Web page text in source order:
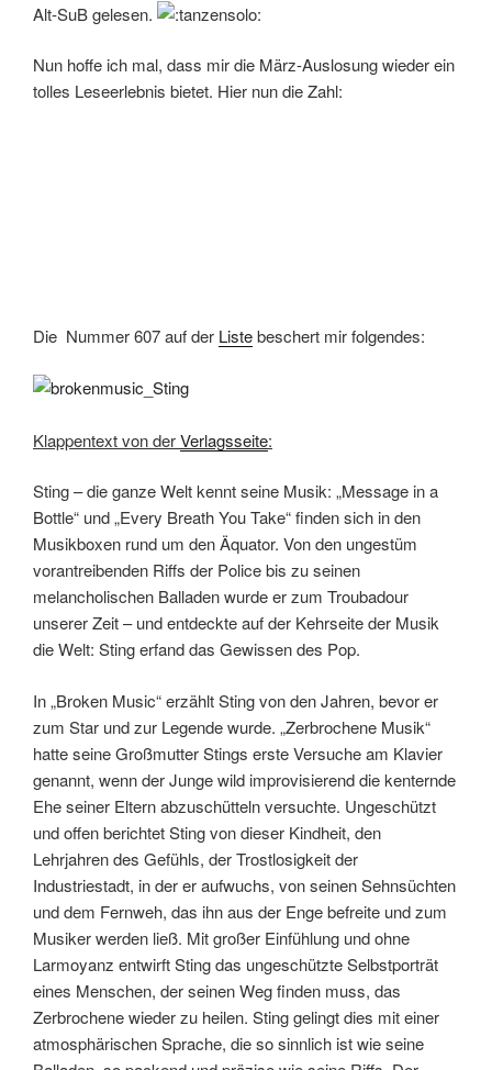
Alt-SuB gelesen.
Nun hoffe ich mal, dass mir die März-Auslosung wieder ein
tolles Leseerlebnis bietet. Hier nun die Zahl:
Sting – die ganze Welt kennt seine Musik: „Message in a
Bottle“ und „Every Breath You Take“ finden sich in den
Musikboxen rund um den Äquator. Von den ungestüm
melancholischen Balladen wurde er zum Troubadour
unserer Zeit – und entdeckte auf der Kehrseite der Musik
die Welt: Sting erfand das Gewissen des Pop.
In „Broken Music“ erzählt Sting von den Jahren, bevor er
zum Star und zur Legende wurde. „Zerbrochene Musik“
hatte seine Großmutter Stings erste Versuche am Klavier
genannt, wenn der Junge wild improvisierend die kenternde
Ehe seiner Eltern abzuschütteln versuchte. Ungeschützt
Lehrjahren des Gefühls, der Trostlosigkeit der
Industriestadt, in der er aufwuchs, von seinen Sehnsüchten
und dem Fernweh, das ihn aus der Enge befreite und zum
Musiker werden ließ. Mit großer Einfühlung und ohne
Larmoyanz entwirft Sting das ungeschützte Selbstporträt
eines Menschen, der seinen Weg finden muss, das
Zerbrochene wieder zu heilen. Sting gelingt dies mit einer
atmosphärischen Sprache, die so sinnlich ist wie seine
Balladen, so packend und präzise wie seine Riffs. Der
Sänger und Musiker ist auch ein großer Erzähler, dessen
Geschichte den Leser inspiriert und packt.
Das Buch habe ich im Juni 2011 geschenkt bekommen
und nun bin ich mal auf die Autobiographie von Sting